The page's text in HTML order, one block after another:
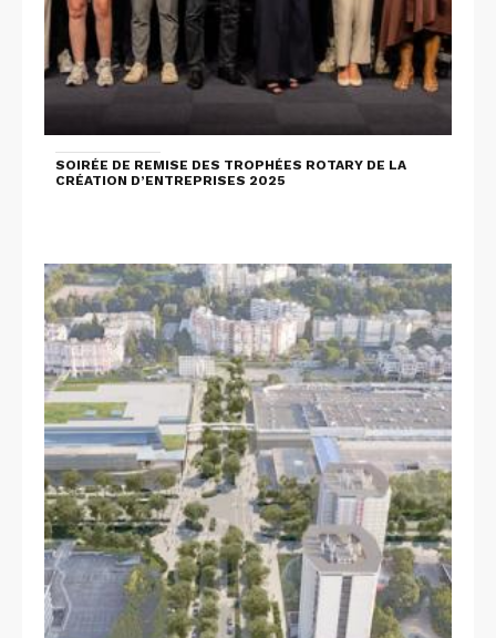
SOIRÉE DE REMISE DES TROPHÉES ROTARY DE LA
CRÉATION D’ENTREPRISES 2025